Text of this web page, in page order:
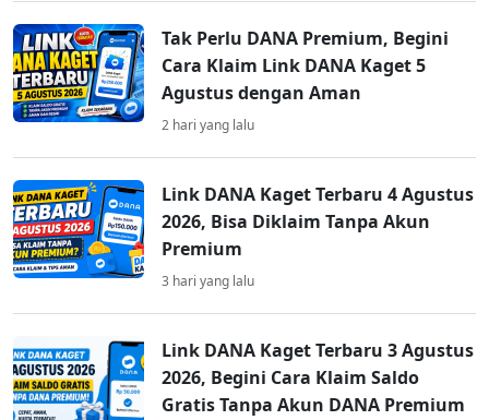
Tak Perlu DANA Premium, Begini
Cara Klaim Link DANA Kaget 5
Agustus dengan Aman
2 hari yang lalu
Link DANA Kaget Terbaru 4 Agustus
2026, Bisa Diklaim Tanpa Akun
Premium
3 hari yang lalu
Link DANA Kaget Terbaru 3 Agustus
2026, Begini Cara Klaim Saldo
Gratis Tanpa Akun DANA Premium